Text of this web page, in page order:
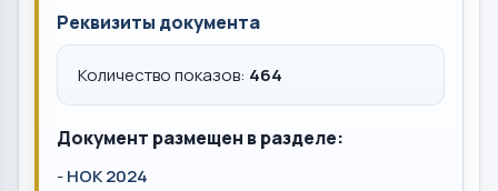
Реквизиты документа
Количество показов: 464
Документ размещен в разделе:
-НОК 2024